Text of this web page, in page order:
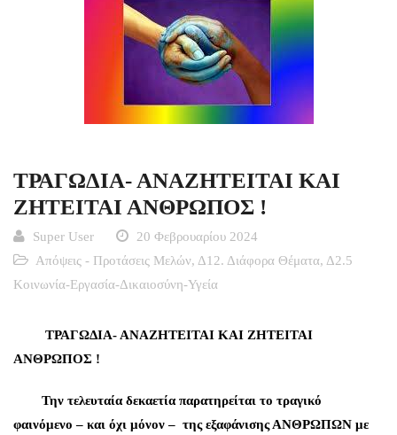
ΤΡΑΓΩΔΙΑ- ΑΝΑΖΗΤΕΙΤΑΙ ΚΑΙ
ΖΗΤΕΙΤΑΙ ΑΝΘΡΩΠΟΣ !
Super User
20 Φεβρουαρίου 2024
Απόψεις - Προτάσεις Μελών, Δ12. Διάφορα Θέματα, Δ2.5
Κοινωνία-Εργασία-Δικαιοσύνη-Υγεία
ΤΡΑΓΩΔΙΑ- ΑΝΑΖΗΤΕΙΤΑΙ ΚΑΙ ΖΗΤΕΙΤΑΙ
ΑΝΘΡΩΠΟΣ !
Την τελευταία δεκαετία παρατηρείται το τραγικό
φαινόμενο– και όχι μόνον – της εξαφάνισης ΑΝΘΡΩΠΩΝ με